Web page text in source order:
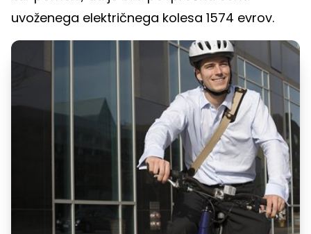
uvoženega električnega kolesa 1574 evrov.